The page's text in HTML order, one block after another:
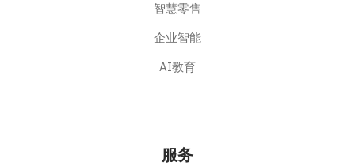
智慧零售
企业智能
AI教育
服务